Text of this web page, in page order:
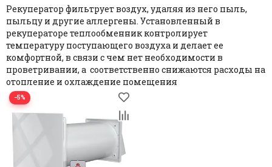
Marley (Германия)
Noizzless (Германия)
ERA (Россия)
Soler & Palau (Испания)
VENTINI (Китай / Россия)
MMotors (Болгария)
VAKIO (Россия)
TkV Company (Болгария / Россия)
Рекуператор фильтрует воздух, удаляя из него пыль,
пыльцу и другие аллергены. Установленный в
рекуператоре теплообменник контролирует
температуру поступающего воздуха и делает ее
комфортной, в связи с чем нет необходимости в
проветривании, а соответственно снижаются расходы на
отопление и охлаждение помещения
−5%